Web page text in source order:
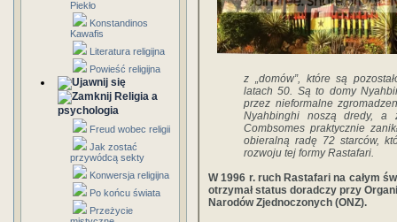
Piekło
Konstandinos
Kawafis
Literatura religijna
Powieść religijna
Religia a
psychologia
Freud wobec religii
Jak zostać
przywódcą sekty
Konwersja religijna
Po końcu świata
Przeżycie
z „domów”, które są
latach 50. Są to domy
przez nieformalne
Nyahbinghi noszą dredy, a
Combsomes praktycznie
obieralną radę 72 starców,
rozwoju tej formy Rastafari.
W 1996 r. ruch Rastafari na całym
otrzymał status doradczy przy
Narodów Zjednoczonych (ONZ).